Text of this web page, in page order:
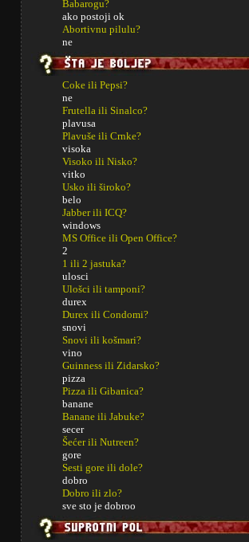
Babarogu?
ako postoji ok
Abortivnu pilulu?
ne
Coke ili Pepsi?
ne
Frutella ili Sinalco?
plavusa
Plavuše ili Crnke?
visoka
Visoko ili Nisko?
vitko
Usko ili široko?
belo
Jabber ili ICQ?
windows
MS Office ili Open Office?
2
1 ili 2 jastuka?
ulosci
Ulošci ili tamponi?
durex
Durex ili Condomi?
snovi
Snovi ili košmari?
vino
Guinness ili Zidarsko?
pizza
Pizza ili Gibanica?
banane
Banane ili Jabuke?
secer
Šećer ili Nutreen?
gore
Sesti gore ili dole?
dobro
Dobro ili zlo?
sve sto je dobroo